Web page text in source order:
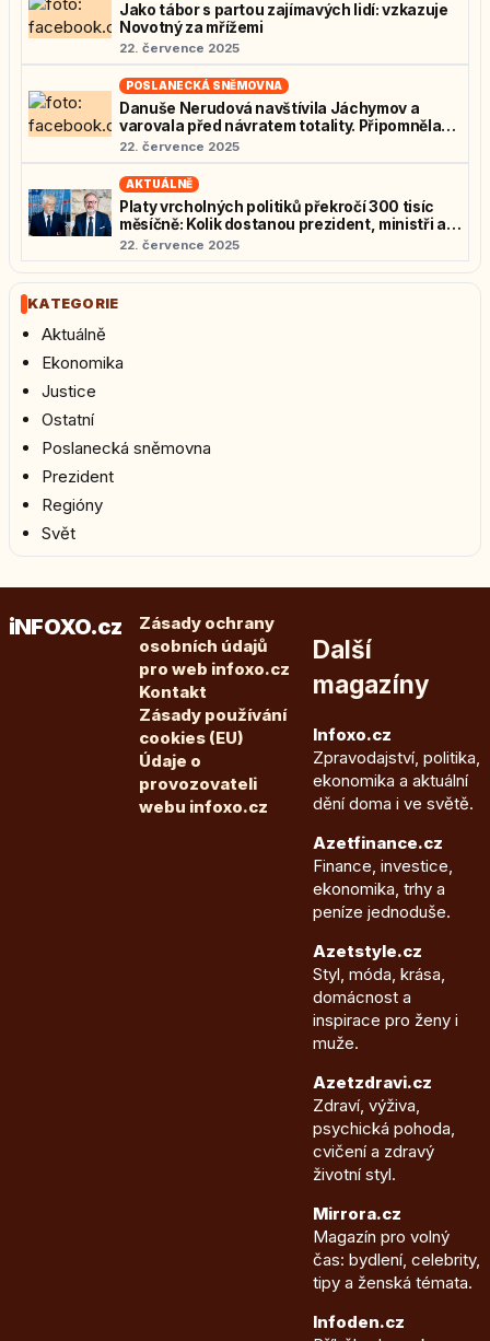
Jako tábor s partou zajímavých lidí: vzkazuje
Novotný za mřížemi
22. července 2025
POSLANECKÁ SNĚMOVNA
Danuše Nerudová navštívila Jáchymov a
varovala před návratem totality. Připomněla
osudy politických vězňů: „Nedovolme návrat
zrůd“
22. července 2025
AKTUÁLNĚ
Platy vrcholných politiků překročí 300 tisíc
měsíčně: Kolik dostanou prezident, ministři a
poslanci?
22. července 2025
KATEGORIE
Aktuálně
Ekonomika
Justice
Ostatní
Poslanecká sněmovna
Prezident
Regióny
Svět
iNFOXO.cz
Zásady ochrany
osobních údajů
pro web infoxo.cz
Kontakt
Zásady používání
cookies (EU)
Údaje o
provozovateli
webu infoxo.cz
Další
magazíny
Infoxo.cz
Zpravodajství, politika,
ekonomika a aktuální
dění doma i ve světě.
Azetfinance.cz
Finance, investice,
ekonomika, trhy a
peníze jednoduše.
Azetstyle.cz
Styl, móda, krása,
domácnost a
inspirace pro ženy i
muže.
Azetzdravi.cz
Zdraví, výživa,
psychická pohoda,
cvičení a zdravý
životní styl.
Mirrora.cz
Magazín pro volný
čas: bydlení, celebrity,
tipy a ženská témata.
Infoden.cz